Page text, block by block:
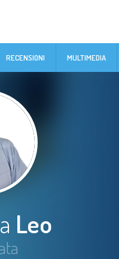
RECENSIONI MULTIMEDIA
Leo